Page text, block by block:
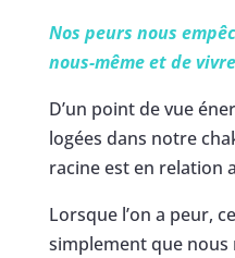
Nos peurs nous
nous-même et de
D’un point de vue
logées dans notre
racine est en relation
Lorsque l’on a peur,
simplement que nous